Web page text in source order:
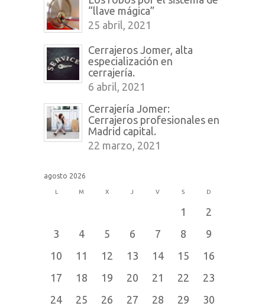
“llave mágica”
25 abril, 2021
Cerrajeros Jomer, alta
especialización en
cerrajería.
6 abril, 2021
Cerrajería Jomer:
Cerrajeros profesionales en
Madrid capital.
22 marzo, 2021
agosto 2026
L M X J V S D
1
2
3
4 5 6 7 8
9
10
11 12 13 14 15
16
17
18 19 20 21 22
23
24
25 26 27 28 29
30